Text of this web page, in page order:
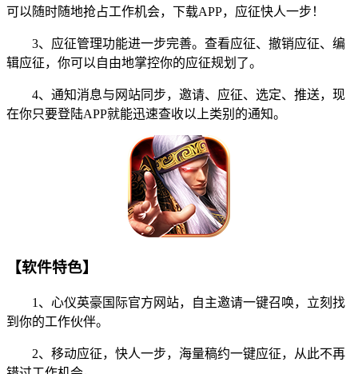
可以随时随地抢占工作机会，下载APP，应征快人一步！
3、应征管理功能进一步完善。查看应征、撤销应征、编
辑应征，你可以自由地掌控你的应征规划了。
4、通知消息与网站同步，邀请、应征、选定、推送，现
在你只要登陆APP就能迅速查收以上类别的通知。
【软件特色】
1、心仪英豪国际官方网站，自主邀请一键召唤，立刻找
到你的工作伙伴。
2、移动应征，快人一步，海量稿约一键应征，从此不再